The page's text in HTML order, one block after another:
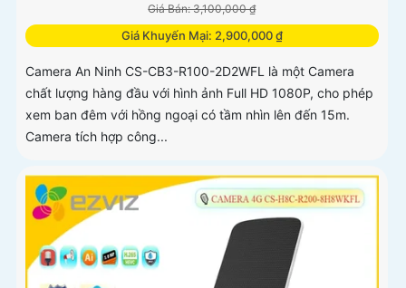
Giá Bán: 3,100,000 ₫
Giá Khuyến Mại: 2,900,000 ₫
Camera An Ninh CS-CB3-R100-2D2WFL là một Camera
chất lượng hàng đầu với hình ảnh Full HD 1080P, cho phép
xem ban đêm với hồng ngoại có tầm nhìn lên đến 15m.
Camera tích hợp công...